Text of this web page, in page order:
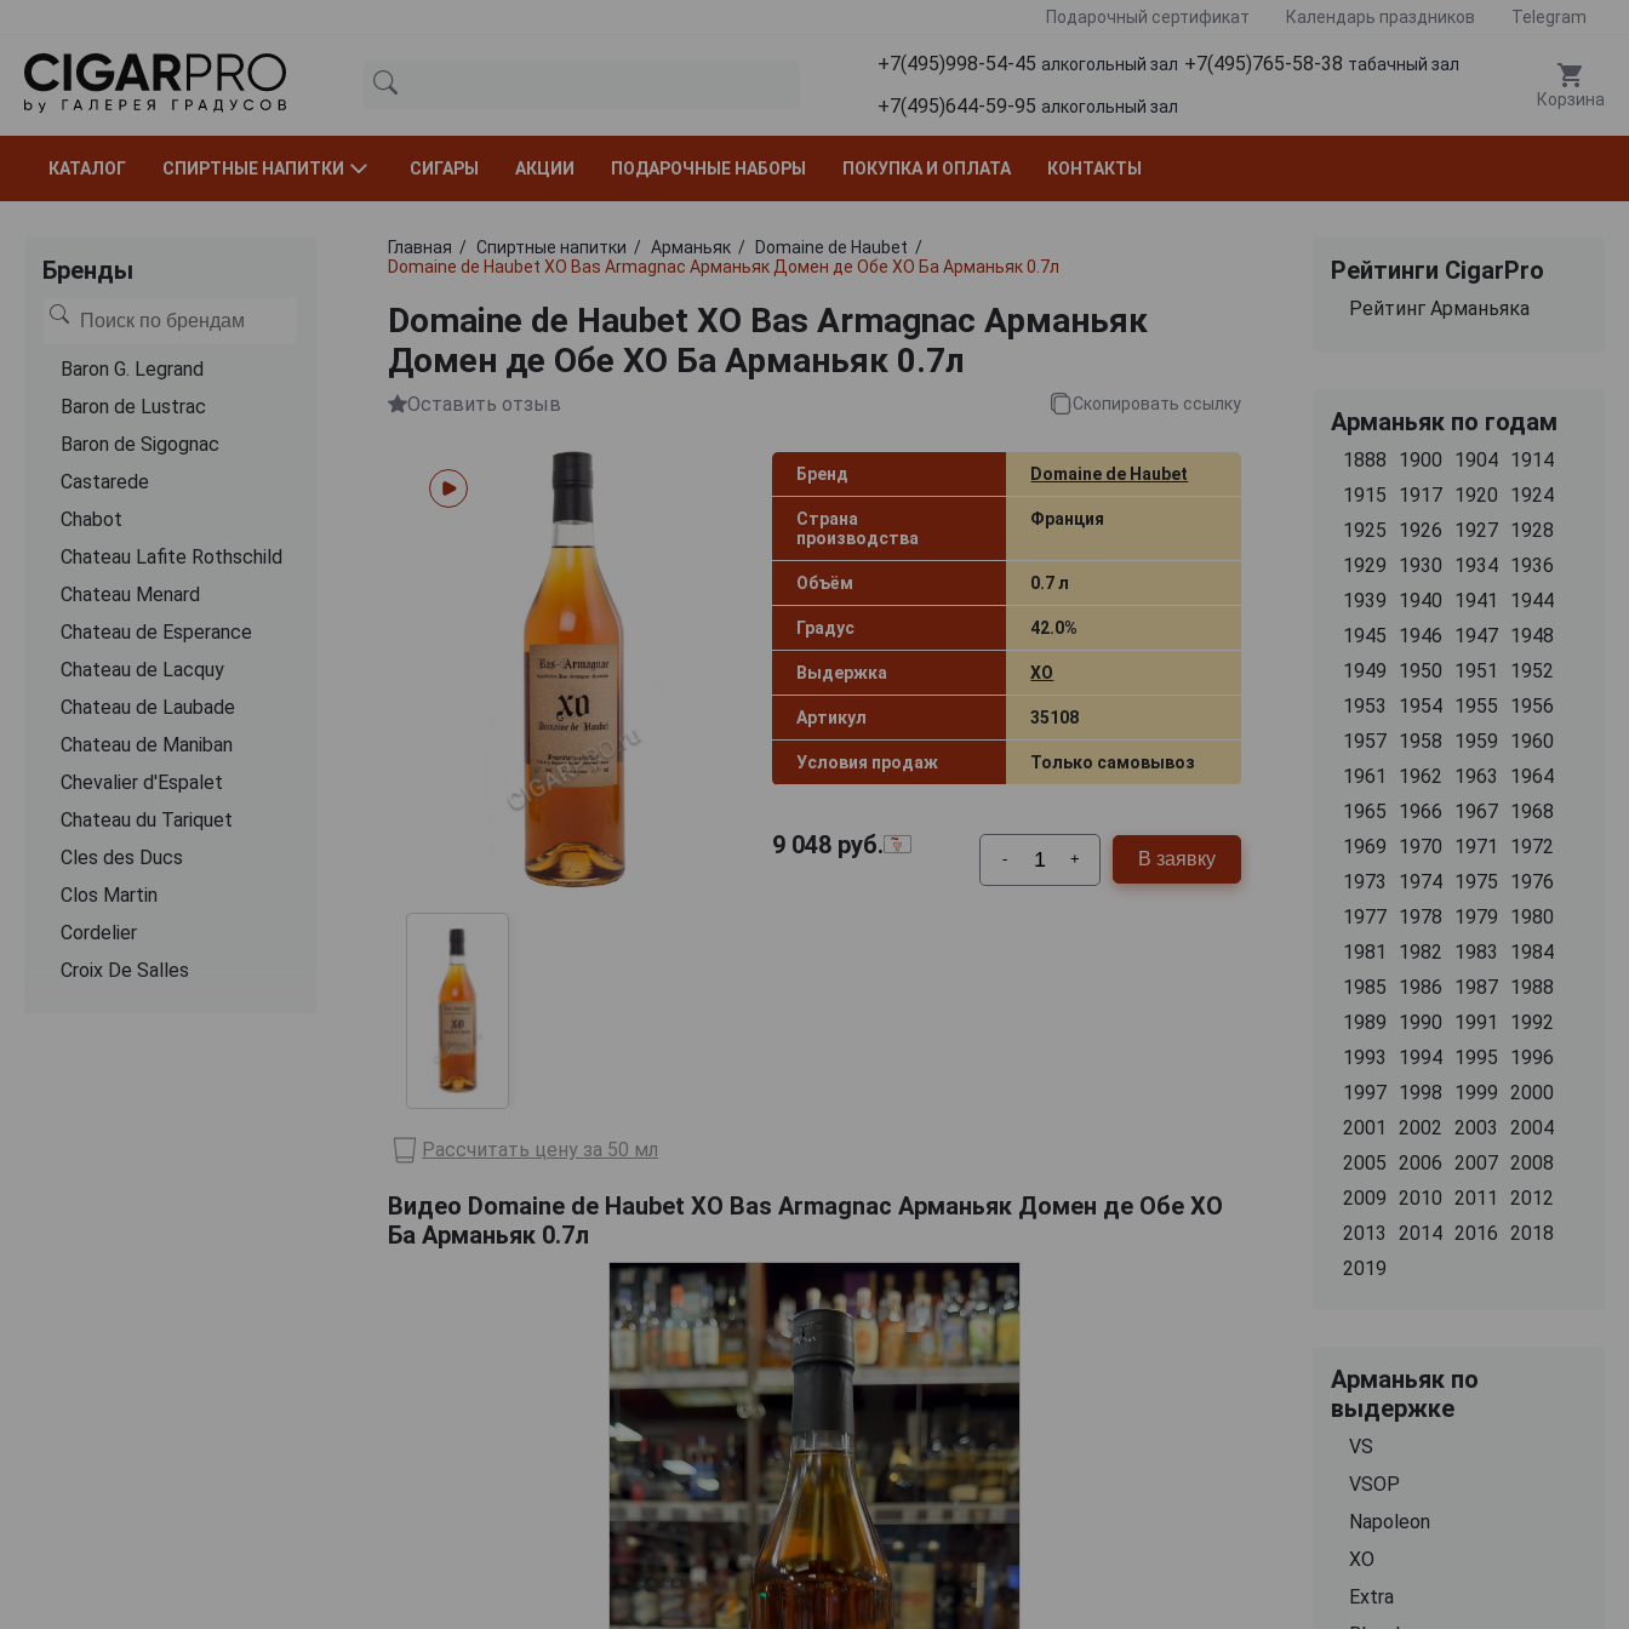
Подарочный сертификат Календарь праздников Telegram
+7(495)998-54-45 алкогольный зал +7(495)765-58-38 табачный зал
+7(495)644-59-95 алкогольный зал Корзина
КАТАЛОГ СПИРТНЫЕ НАПИТКИ СИГАРЫ АКЦИИ ПОДАРОЧНЫЕ НАБОРЫ ПОКУПКА И ОПЛАТА КОНТАКТЫ
Бренды
Baron G. Legrand
Baron de Lustrac
Baron de Sigognac
Castarede
Chabot
Chateau Lafite Rothschild
Chateau Menard
Chateau de Esperance
Chateau de Lacquy
Chateau de Laubade
Chateau de Maniban
Chevalier d'Espalet
Chаteau du Tariquet
Cles des Ducs
Clos Martin
Cordelier
Croix De Salles
Главная Спиртные напитки Арманьяк
Domaine de Haubet
Domaine de Haubet XO Bas Armagnac Арманьяк Домен де Обе ХО Ба Арманьяк 0.7л
Domaine de Haubet XO Bas Armagnac Арманьяк
Домен де Обе ХО Ба Арманьяк 0.7л
Оставить отзыв Скопировать ссылку
Бренд Domaine de Haubet
Страна
производства
Франция
Объём 0.7 л
Градус 42.0%
Выдержка XO
Артикул 35108
Условия продаж Только самовывоз
9 048руб. - + В заявку
Рассчитать цену за 50 мл
Видео Domaine de Haubet XO Bas Armagnac Арманьяк Домен де Обе ХО
Ба Арманьяк 0.7л
Рейтинги CigarPro
Рейтинг Арманьяка
Арманьяк по годам
1888 1900 1904 1914
1915
1917 1920
1924
1925
1926 1927 1928
1929
1930 1934 1936
1939
1940 1941
1944
1945
1946 1947 1948
1949
1950 1951
1952
1953
1954 1955
1956
1957 1958 1959
1960
1961
1962 1963
1964
1965
1966 1967 1968
1969
1970 1971
1972
1973
1974 1975
1976
1977 1978 1979
1980
1981
1982 1983
1984
1985
1986 1987 1988
1989
1990 1991
1992
1993
1994 1995
1996
1997 1998 1999
2000
2001
2002 2003
2004
2005
2006 2007 2008
2009
2010 2011
2012
2013
2014 2016
2018
2019
Арманьяк по
выдержке
VS
VSOP
Napoleon
XO
Extra